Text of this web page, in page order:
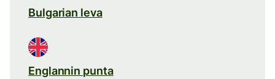
Bulgarian leva
Englannin punta